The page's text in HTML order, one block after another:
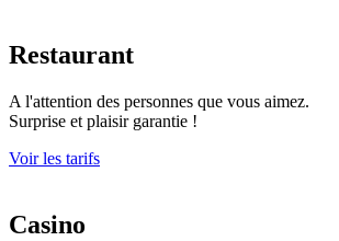
Restaurant
A l'attention des personnes que vous aimez.
Surprise et plaisir garantie !
Voir les tarifs
Casino